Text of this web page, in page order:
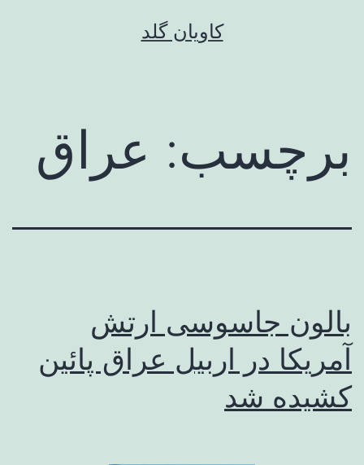
کاویان گلد
برچسب: عراق
بالون جاسوسی ارتش
آمریکا در اربیل عراق پائین
کشیده شد